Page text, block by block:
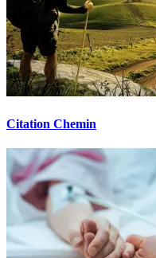
Citation Chemin